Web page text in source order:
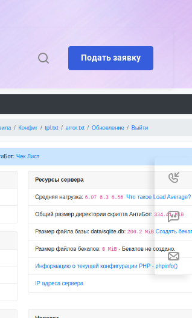
Подать заявку